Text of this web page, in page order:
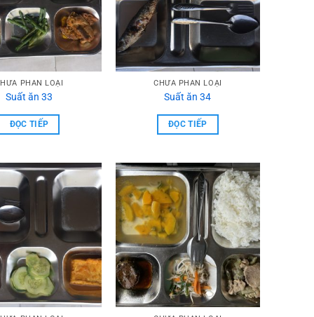
PHẦN LOẠI
Suất ăn 33
ĐỌC TIẾP
CHƯA PHẦN LOẠI
Suất ăn 34
ĐỌC TIẾP